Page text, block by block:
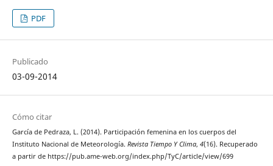
PDF
Publicado
03-09-2014
Cómo citar
García de Pedraza, L. (2014). Participación femenina en los cuerpos del
Instituto Nacional de Meteorología. Revista Tiempo Y Clima, 4(16). Recuperado
a partir de https://pub.ame-web.org/index.php/TyC/article/view/699